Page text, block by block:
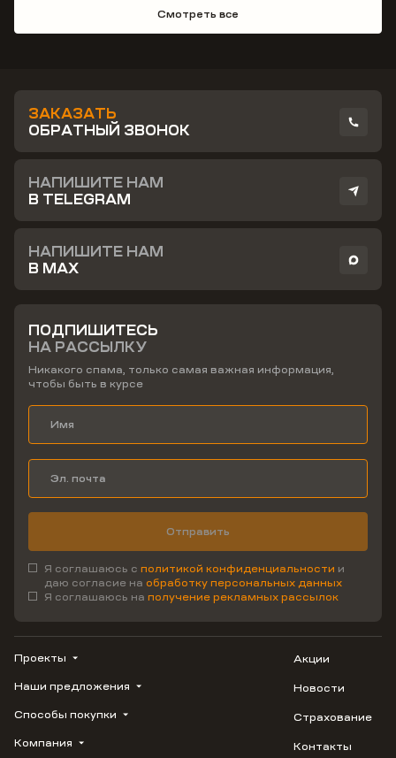
Смотреть все
ЗАКАЗАТЬ
ОБРАТНЫЙ ЗВОНОК
НАПИШИТЕ НАМ
В TELEGRAM
НАПИШИТЕ НАМ
В MAX
ПОДПИШИТЕСЬ
НА РАССЫЛКУ
Никакого спама, только самая важная информация,
чтобы быть в курсе
Отправить
Я соглашаюсь с политикой конфиденциальности и
даю согласие на обработку персональных данных
Я соглашаюсь на получение рекламных рассылок
Проекты
ВЕРН
1799
Наши предложения
Купить квартиру
Студию
Способы покупки
Трейд-ин
Компания
Акции
Новости
Страхование
Контакты